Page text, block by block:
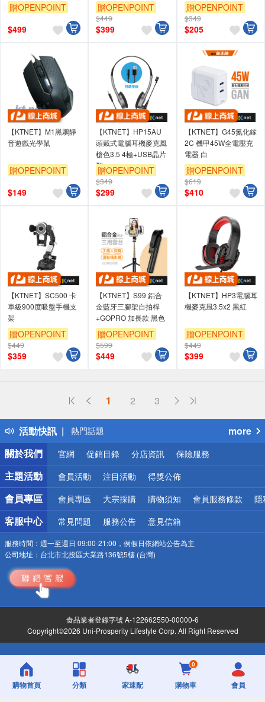
贈OPENPOINT
$499
贈OPENPOINT
$449
$399
贈OPENPOINT
$349
$205
【KTNET】M1黑鵰靜
音遊戲光學鼠
贈OPENPOINT
$149
【KTNET】HP15AU
頭戴式電腦耳機麥克風
槍色3.5 4極+USB晶片
型
贈OPENPOINT
$349
$299
【KTNET】G45氮化鎵
2C 機甲45W全電壓充
電器 白
贈OPENPOINT
$619
$410
【KTNET】SC500 卡
車級900度吸盤手機支
架
贈OPENPOINT
$449
$359
【KTNET】S99 鋁合
金藍牙三腳架自拍桿
+GOPRO 加長款 黑色
贈OPENPOINT
$599
$449
【KTNET】HP3電腦耳
機麥克風3.5x2 黑紅
贈OPENPOINT
$449
$399
1 2 3
活動快訊
詐騙網頁！請小心！
得獎公告
熱門話題
銀行優惠
偏遠地區配送
詐騙網頁！請小心！
more
關於我們
官網 促銷目錄 分店資訊 保險服務
主題活動 會員活動 注目活動 得獎公佈
會員專區 會員專區 大宗採購 購物須知 會員服務條款 隱
客服中心 常見問題 服務公告 意見信箱
服務時間： 週一至週日 09:00-21:00，例假日依網站公告為主
公司地址： 台北市北投區大業路136號5樓 (台灣)
食品業者登錄字號 A-122662550-00000-6
Copyright©2026 Uni-Prosperity Lifestyle Corp. All Right Reserved
購物首頁 分類 家速配
0
購物車 會員